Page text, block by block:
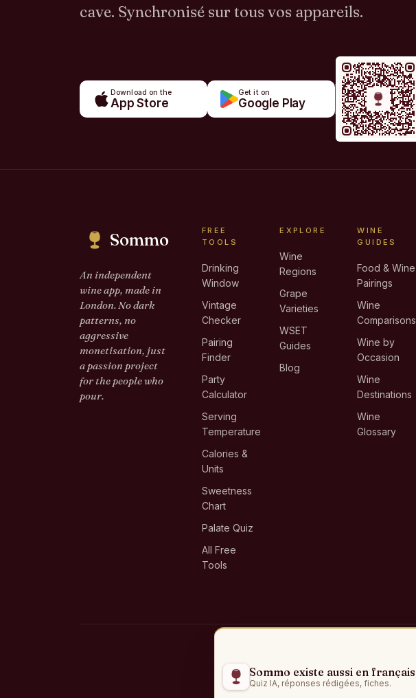
cave. Synchronisé sur tous vos appareils.
Download on the
App Store
Get it on
Google Play
Sommo
An independent
wine app, made in
London. No dark
patterns, no
aggressive
monetisation, just
a passion project
for the people who
pour.
FREE
TOOLS
Drinking
Window
Vintage
Checker
Pairing
Finder
Party
Calculator
Serving
Temperature
Calories &
Units
Sweetness
Chart
Palate Quiz
All Free
Tools
EXPLORE
Wine
Regions
Grape
Varieties
WSET
Guides
Blog
WINE
GUIDES
Food & Wine
Pairings
Wine
Comparisons
Wine by
Occasion
Wine
Destinations
Wine
Glossary
Privacy Policy
Sommo existe aussi en français
Quiz IA, réponses rédigées, fiches.